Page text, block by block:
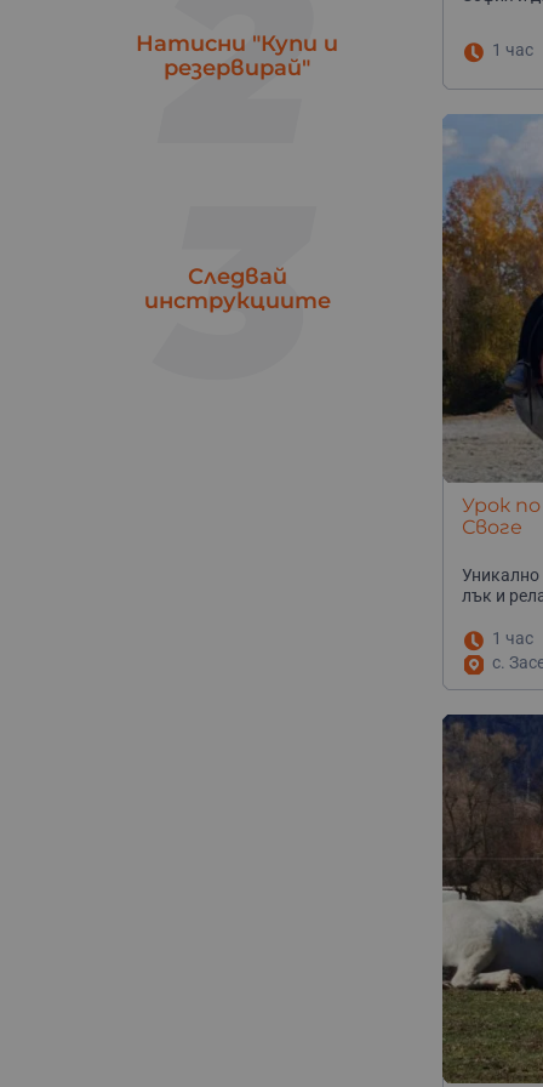
Ямбол
Натисни "Купи и
резервирай"
3
Следвай
инструкциите
1 час
Урок по
Своге
Уникално
лък и
1 час
с.